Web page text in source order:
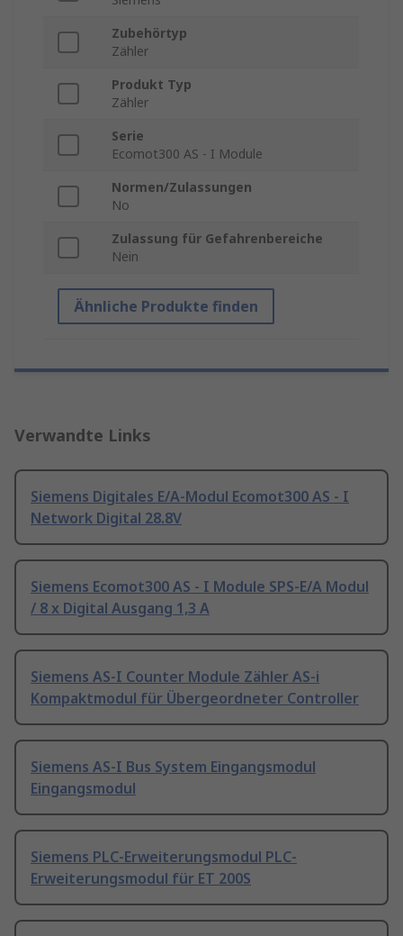
Zubehörtyp
Zähler
Produkt Typ
Zähler
Serie
Ecomot300 AS - I Module
Normen/Zulassungen
No
Zulassung für Gefahrenbereiche
Nein
Ähnliche Produkte finden
Verwandte Links
Siemens Digitales E/A-Modul Ecomot300 AS - I
Network Digital 28.8V
Siemens Ecomot300 AS - I Module SPS-E/A Modul
/ 8 x Digital Ausgang 1,3 A
Siemens AS-I Counter Module Zähler AS-i
Kompaktmodul für Übergeordneter Controller
Siemens AS-I Bus System Eingangsmodul
Eingangsmodul
Siemens PLC-Erweiterungsmodul PLC-
Erweiterungsmodul für ET 200S